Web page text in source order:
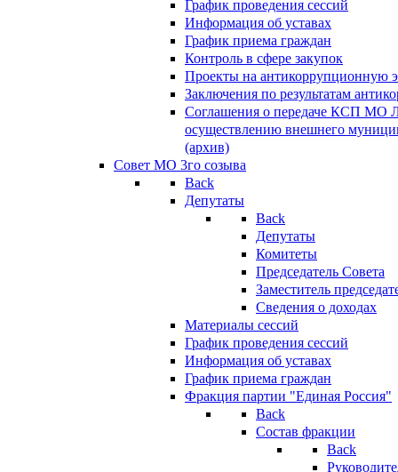
График проведения сессий
Информация об уставах
График приема граждан
Контроль в сфере закупок
Проекты на антикоррупционную
Заключения по результатам
Соглашения о передаче КСП МО
осуществлению внешнего
(архив)
Совет МО 3го созыва
Back
Депутаты
Back
Депутаты
Комитеты
Председатель Совета
Заместитель
Сведения о доходах
Материалы сессий
График проведения сессий
Информация об уставах
График приема граждан
Фракция партии "Единая Россия"
Back
Состав фракции
Back